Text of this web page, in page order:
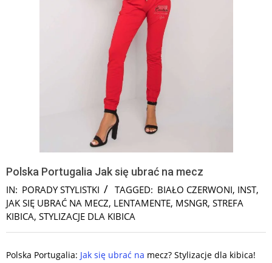
Polska Portugalia Jak się ubrać na mecz
IN: PORADY STYLISTKI TAGGED: BIAŁO CZERWONI, INST,
JAK SIĘ UBRAĆ NA MECZ, LENTAMENTE, MSNGR, STREFA
KIBICA, STYLIZACJE DLA KIBICA
Polska Portugalia: Jak się ubrać na mecz? Stylizacje dla kibica!